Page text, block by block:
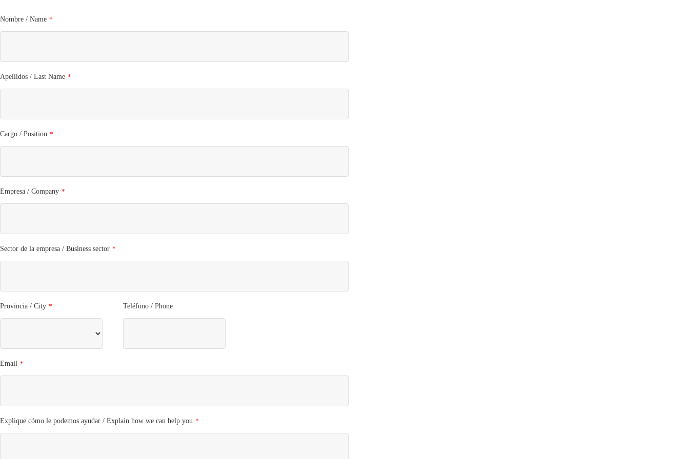
Nombre / Name *
Apellidos / Last Name *
Cargo / Position *
Empresa / Company *
Sector de la empresa / Business sector *
Provincia / City * Teléfono / Phone
Email *
Explique cómo le podemos ayudar / Explain how we can help you *